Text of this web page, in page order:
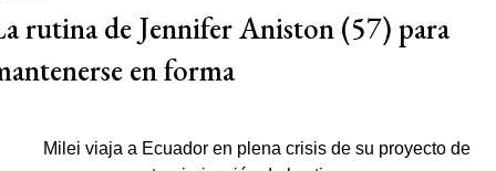
rutina de Jennifer Aniston (57) para
en forma